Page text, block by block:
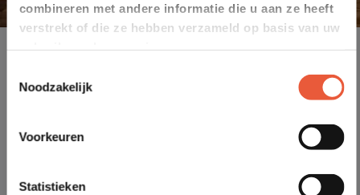
combineren met andere informatie die u aan ze heeft
verstrekt of die ze hebben verzameld op basis van uw
Noodzakelijk
Voorkeuren
Statistieken